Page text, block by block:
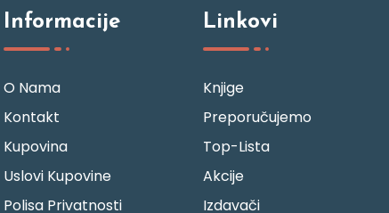
Informacije
O Nama
Kontakt
Kupovina
Uslovi Kupovine
Polisa Privatnosti
Linkovi
Knjige
Preporučujemo
Top-Lista
Akcije
Izdavači